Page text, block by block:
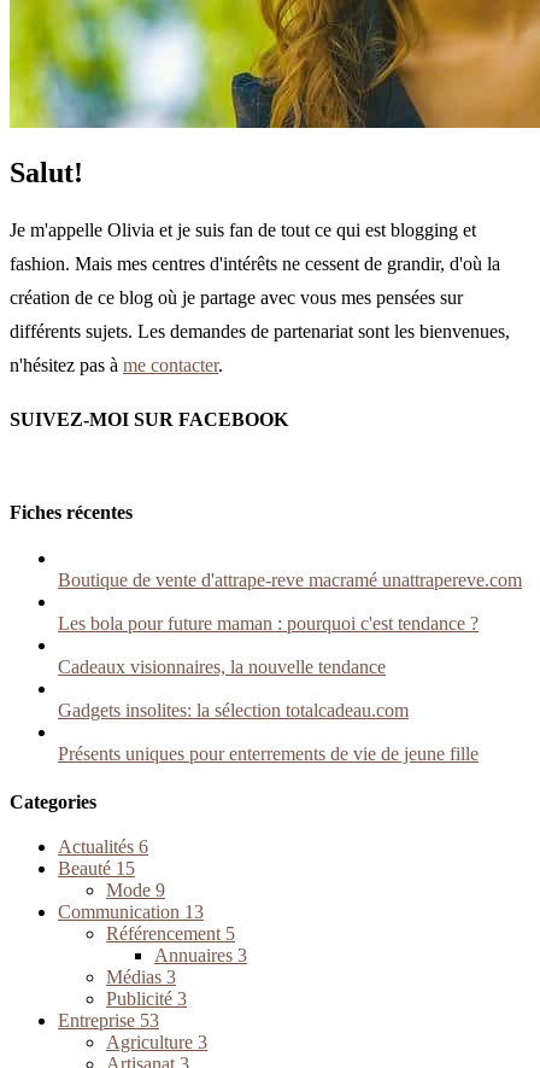
Salut!
Je m'appelle Olivia et je suis fan de tout ce qui est blogging et
fashion. Mais mes centres d'intérêts ne cessent de grandir, d'où la
création de ce blog où je partage avec vous mes pensées sur
différents sujets. Les demandes de partenariat sont les bienvenues,
n'hésitez pas à me contacter.
SUIVEZ-MOI SUR FACEBOOK
Fiches récentes
Boutique de vente d'attrape-reve macramé unattrapereve.com
Les bola pour future maman : pourquoi c'est tendance ?
Cadeaux visionnaires, la nouvelle tendance
Gadgets insolites: la sélection totalcadeau.com
Présents uniques pour enterrements de vie de jeune fille
Categories
Actualités 6
Beauté 15
Mode 9
Communication 13
Référencement 5
Annuaires 3
Médias 3
Publicité 3
Entreprise 53
Agriculture 3